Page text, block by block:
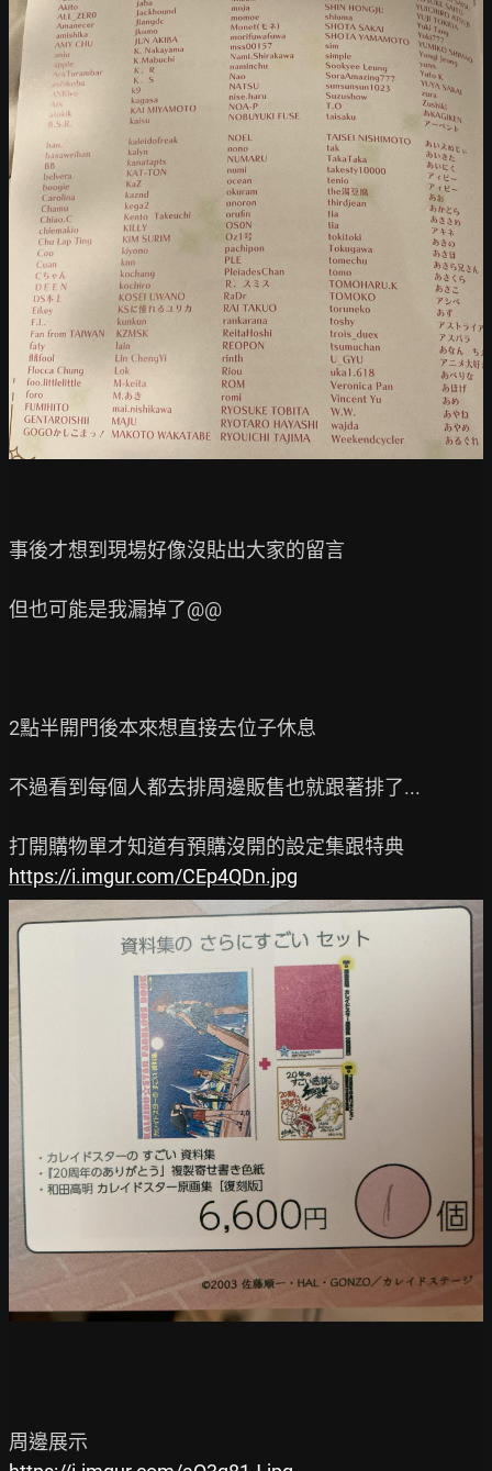
事後才想到現場好像沒貼出大家的留言
但也可能是我漏掉了@@
2點半開門後本來想直接去位子休息
不過看到每個人都去排周邊販售也就跟著排了...
https://i.imgur.com/CEp4QDn.jpg